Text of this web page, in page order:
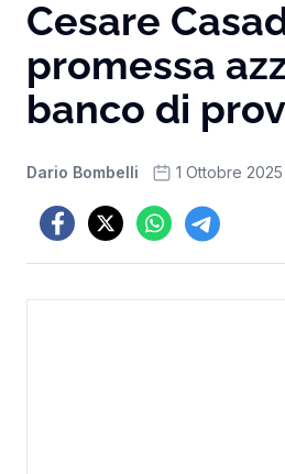
Cesare
promessa
banco di
Dario Bombelli 1 Ottobre 2025